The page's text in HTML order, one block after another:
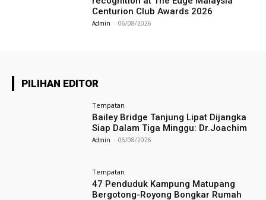
Centurion Club Awards 2026
Admin - 06/08/2026
PILIHAN EDITOR
Tempatan
Bailey Bridge Tanjung Lipat Dijangka
Siap Dalam Tiga Minggu: Dr.Joachim
Admin - 06/08/2026
Tempatan
47 Penduduk Kampung Matupang
Bergotong-Royong Bongkar Rumah